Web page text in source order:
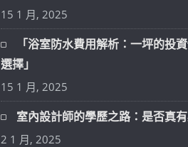
15 1 月, 2025
「浴室防水費用解析：一坪的投
選擇」
15 1 月, 2025
室內設計師的學歷之路：是否真
2 1 月, 2025